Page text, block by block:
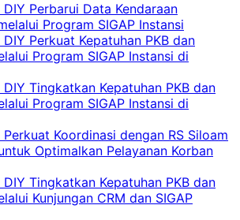
DIY Perbarui Data Kendaraan
Program SIGAP Instansi
Perkuat Kepatuhan PKB dan
Program SIGAP Instansi di
DIY Tingkatkan Kepatuhan PKB dan
Program SIGAP Instansi di
Perkuat Koordinasi dengan RS Siloam
Optimalkan Pelayanan Korban
DIY Tingkatkan Kepatuhan PKB dan
Kunjungan CRM dan SIGAP